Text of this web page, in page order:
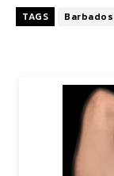
TAGS Barbados